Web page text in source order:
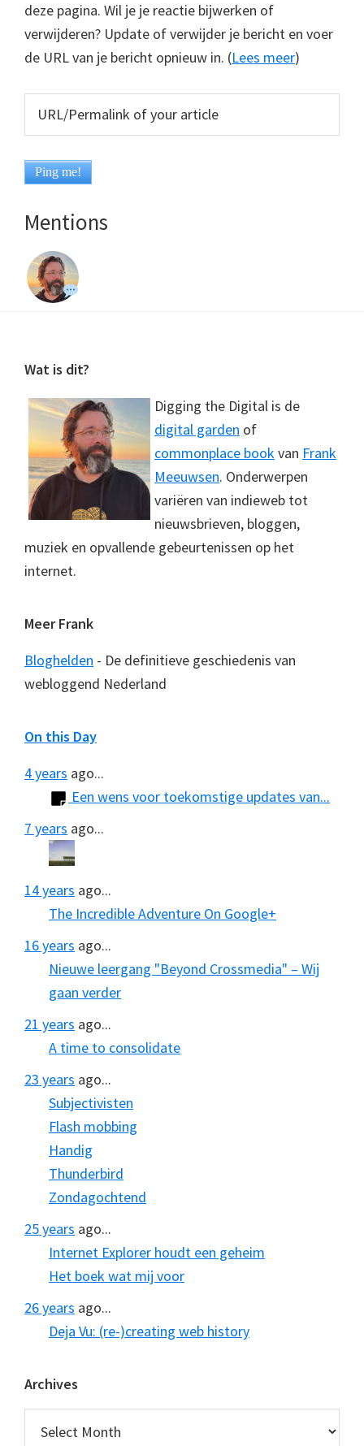
deze pagina. Wil je je reactie bijwerken of
verwijderen? Update of verwijder je bericht en voer
de URL van je bericht opnieuw in. (Lees meer)
Mentions
Footer
Wat is dit?
Digging the Digital is de
digital garden of
commonplace bookvan Frank
Meeuwsen. Onderwerpen
variëren van indieweb tot
nieuwsbrieven, bloggen,
muziek en opvallende gebeurtenissen op het
internet.
Meer Frank
Bloghelden - De definitieve geschiedenis van
webloggend Nederland
On this Day
4 years ago...
Een wens voor toekomstige updates van...
7 years ago...
14 years ago...
The Incredible Adventure On Google+
16 years ago...
Nieuwe leergang "Beyond Crossmedia" – Wij
gaan verder
21 years ago...
A time to consolidate
23 years ago...
Subjectivisten
Flash mobbing
Handig
Thunderbird
Zondagochtend
25 years ago...
Internet Explorer houdt een geheim
Het boek wat mij voor
26 years ago...
Deja Vu: (re-)creating web history
Archives